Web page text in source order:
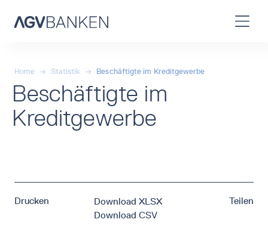
Home → Statistik → Beschäftigte im Kreditgewerbe
Beschäftigte im
Kreditgewerbe
Drucken
Download XLSX
Download CSV
Teilen